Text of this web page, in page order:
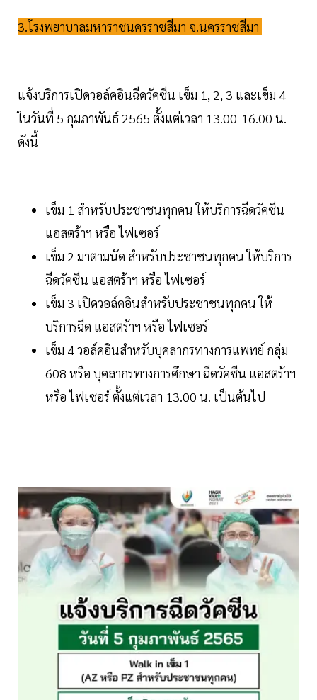
3.โรงพยาบาลมหาราชนครราชสีมา จ.นครราชสีมา
แจ้งบริการเปิดวอล์คอินฉีดวัคซีน เข็ม 1, 2, 3 และเข็ม 4
ในวันที่ 5 กุมภาพันธ์ 2565 ตั้งแต่เวลา 13.00-16.00 น.
ดังนี้
เข็ม 1 สำหรับประชาชนทุกคน ให้บริการฉีดวัคซีน
แอสตร้าฯ หรือ ไฟเซอร์
เข็ม 2 มาตามนัด สำหรับประชาชนทุกคน ให้บริการ
ฉีดวัคซีน แอสตร้าฯ หรือ ไฟเซอร์
เข็ม 3 เปิดวอล์คอินสำหรับประชาชนทุกคน ให้
บริการฉีด แอสตร้าฯ หรือ ไฟเซอร์
เข็ม 4 วอล์คอินสำหรับบุคลากรทางการแพทย์ กลุ่ม
608 หรือ บุคลากรทางการศึกษา ฉีดวัคซีน แอสตร้าฯ
หรือ ไฟเซอร์ ตั้งแต่เวลา 13.00 น. เป็นต้นไป